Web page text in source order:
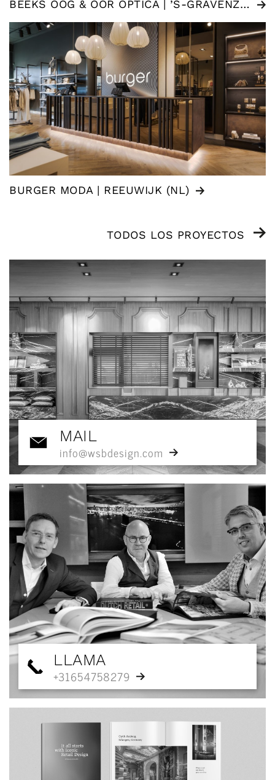
BEEKS OOG & OOR ÓPTICA | ’S-GRAVENZANDE (NL)
BURGER MODA | REEUWIJK (NL)
TODOS LOS PROYECTOS
MAIL
info@wsbdesign.com
LLAMA
+31654758279